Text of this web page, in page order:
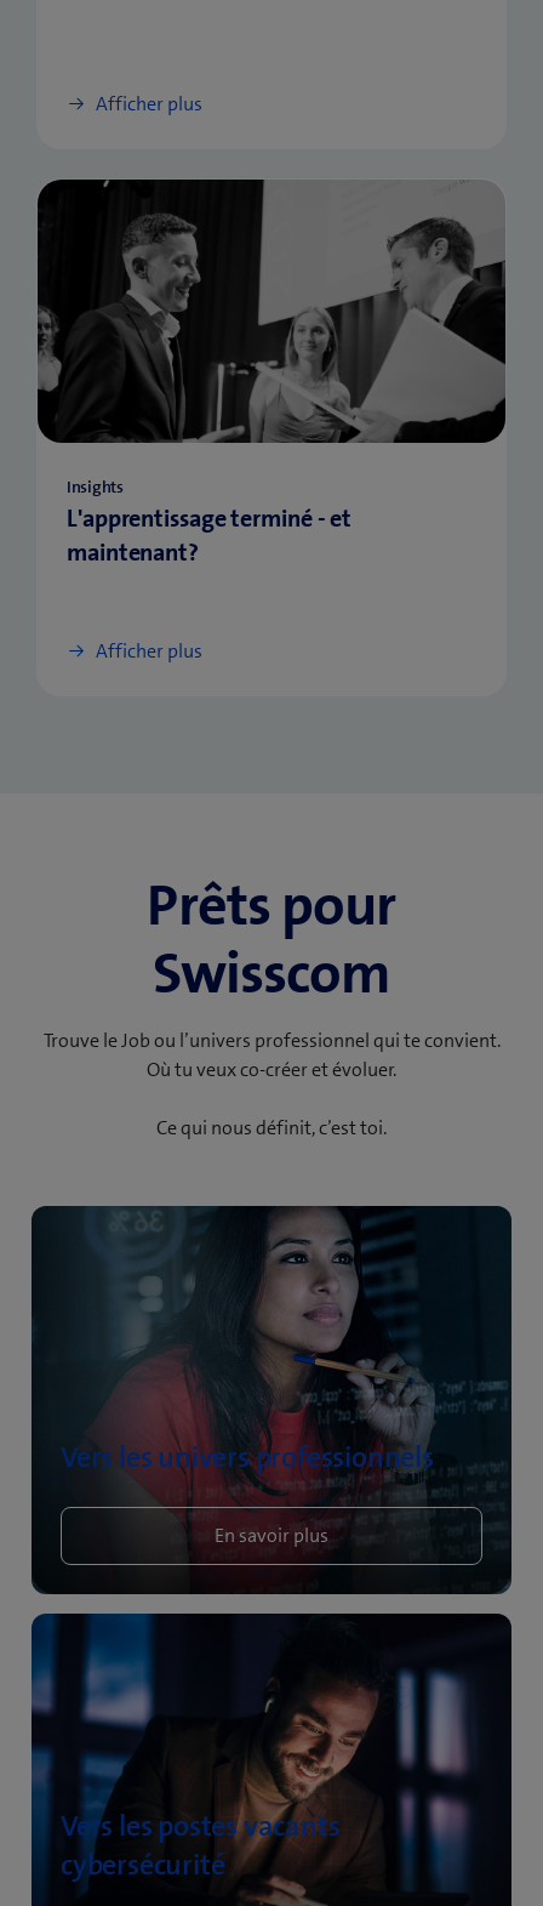
Afficher plus
Insights
L'apprentissage terminé - et
maintenant?
Afficher plus
Prêts pour
Swisscom
Trouve le Job ou l’univers professionnel qui te convient.
Où tu veux co-créer et évoluer.
Ce qui nous définit, c’est toi.
Vers les univers professionnels
En savoir plus
Vers les postes vacants
cybersécurité